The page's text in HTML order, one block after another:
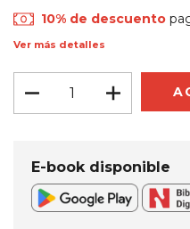
10% de descuento
Ver más detalles
E-book disponible